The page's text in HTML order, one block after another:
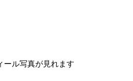
ール写真が見れます